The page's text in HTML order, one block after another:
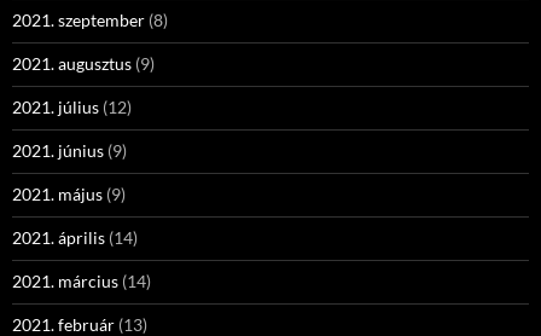
2021. szeptember (8)
2021. augusztus (9)
2021. július (12)
2021. június (9)
2021. május (9)
2021. április (14)
2021. március (14)
2021. február (13)